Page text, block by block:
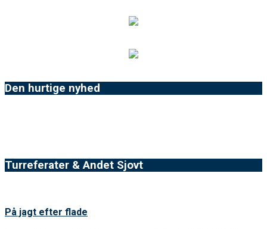
Den hurtige nyhed
Turreferater & Andet Sjovt
På jagt efter flade